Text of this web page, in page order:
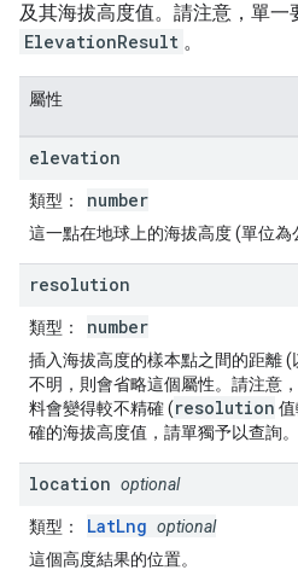
及其海拔高度值。請注意，單一
ElevationResult 。
屬性
elevation
類型： number
這一點在地球上的海拔高度 (單位為
resolution
類型： number
插入海拔高度的樣本點之間的距離
不明，則會省略這個屬性。請注意
料會變得較不精確 (resolution
確的海拔高度值，請單獨予以查詢。
location optional
類型： LatLng optional
這個高度結果的位置。